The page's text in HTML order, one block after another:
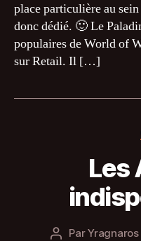
place particulière au
donc dédié. 🙂 Le
populaires de World of
sur Retail. Il […]
Les
Auteur
ParYragnaros